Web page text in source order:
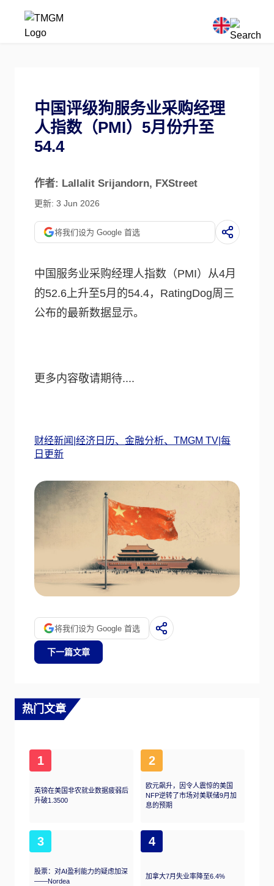
中国评级狗服务业采购经理
人指数（PMI）5月份升至
54.4
作者: Lallalit Srijandorn, FXStreet
更新: 3 Jun 2026
将我们设为 Google 首选
中国服务业采购经理人指数（PMI）从4月
的52.6上升至5月的54.4，RatingDog周三
公布的最新数据显示。
更多内容敬请期待....
财经新闻|经济日历、金融分析、TMGM TV|每
日更新
将我们设为 Google 首选
下一篇文章
热门文章
1
英镑在美国非农就业数据疲弱后
升破1.3500
2
欧元飙升，因令人震惊的美国
NFP逆转了市场对美联储9月加
息的预期
3
股票：对AI盈利能力的疑虑加深
——Nordea
4
加拿大7月失业率降至6.4%